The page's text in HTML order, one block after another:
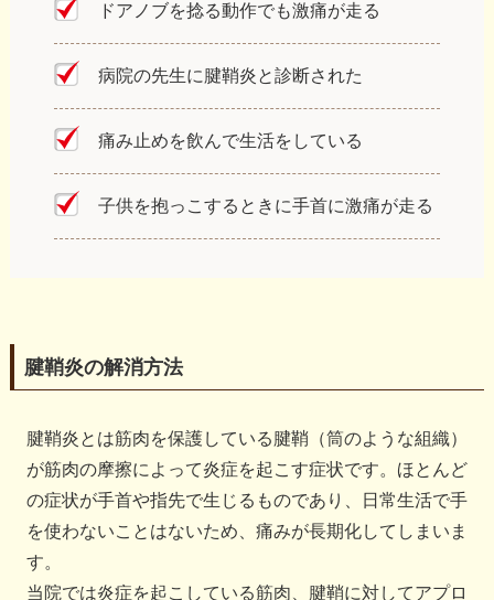
ドアノブを捻る動作でも激痛が走る
病院の先生に腱鞘炎と診断された
痛み止めを飲んで生活をしている
子供を抱っこするときに手首に激痛が走る
腱鞘炎の解消方法
腱鞘炎とは筋肉を保護している腱鞘（筒のような組織）
が筋肉の摩擦によって炎症を起こす症状です。ほとんど
の症状が手首や指先で生じるものであり、日常生活で手
を使わないことはないため、痛みが長期化してしまいま
す。
当院では炎症を起こしている筋肉、腱鞘に対してアプロ